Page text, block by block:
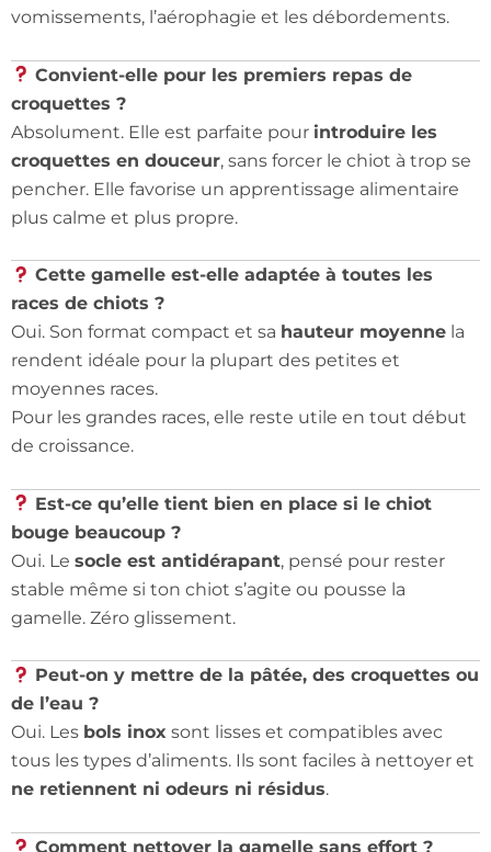
vomissements, l’aérophagie et les débordements.
Convient-elle pour les premiers repas de
croquettes ?
Absolument. Elle est parfaite pour introduire les
croquettes en douceur, sans forcer le chiot à trop se
pencher. Elle favorise un apprentissage alimentaire
plus calme et plus propre.
Cette gamelle est-elle adaptée à toutes les
races de chiots ?
Oui. Son format compact et sa hauteur moyenne la
rendent idéale pour la plupart des petites et
moyennes races.
Pour les grandes races, elle reste utile en tout début
de croissance.
Est-ce qu’elle tient bien en place si le chiot
bouge beaucoup ?
Oui. Le socle est antidérapant, pensé pour rester
stable même si ton chiot s’agite ou pousse la
gamelle. Zéro glissement.
Peut-on y mettre de la pâtée, des croquettes ou
de l’eau ?
Oui. Les bols inox sont lisses et compatibles avec
tous les types d’aliments. Ils sont faciles à nettoyer et
ne retiennent ni odeurs ni résidus.
Comment nettoyer la gamelle sans effort ?